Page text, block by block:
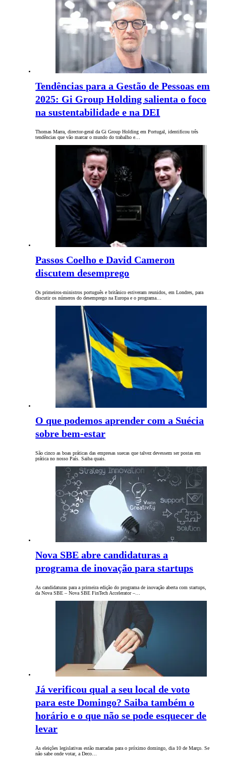
Tendências para a Gestão de Pessoas em
2025: Gi Group Holding salienta o foco
na sustentabilidade e na DEI
Thomas Marra, director-geral da Gi Group Holding em Portugal, identificou três
tendências que vão marcar o mundo do trabalho e…
Passos Coelho e David Cameron
discutem desemprego
Os primeiros-ministros português e britânico estiveram reunidos, em Londres, para
discutir os números do desemprego na Europa e o programa…
O que podemos aprender com a Suécia
sobre bem-estar
São cinco as boas práticas das empresas suecas que talvez devessem ser postas em
prática no nosso País. Saiba quais.
Nova SBE abre candidaturas a
programa de inovação para startups
As candidaturas para a primeira edição do programa de inovação aberta com startups,
da Nova SBE – Nova SBE FinTech Accelerator –…
Já verificou qual a seu local de voto
para este Domingo? Saiba também o
horário e o que não se pode esquecer de
levar
As eleições legislativas estão marcadas para o próximo domingo, dia 10 de Março. Se
não sabe onde votar, a Deco…